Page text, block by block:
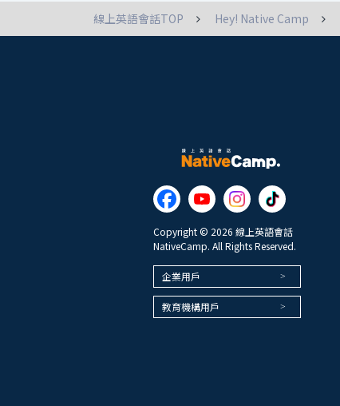
線上英語會話TOP Hey! Native Camp
Copyright © 2026 線上英語會話
NativeCamp. All Rights Reserved.
企業用戶
教育機構用戶